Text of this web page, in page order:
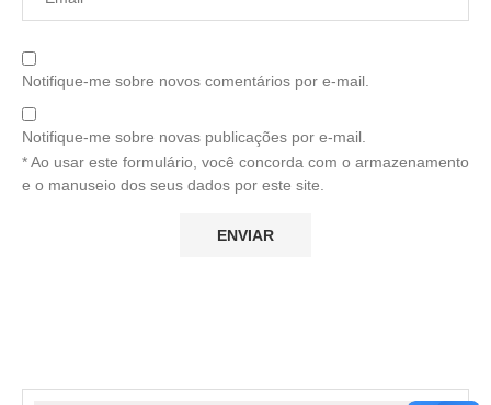
Notifique-me sobre novos comentários por e-mail.
Notifique-me sobre novas publicações por e-mail.
* Ao usar este formulário, você concorda com o armazenamento
e o manuseio dos seus dados por este site.